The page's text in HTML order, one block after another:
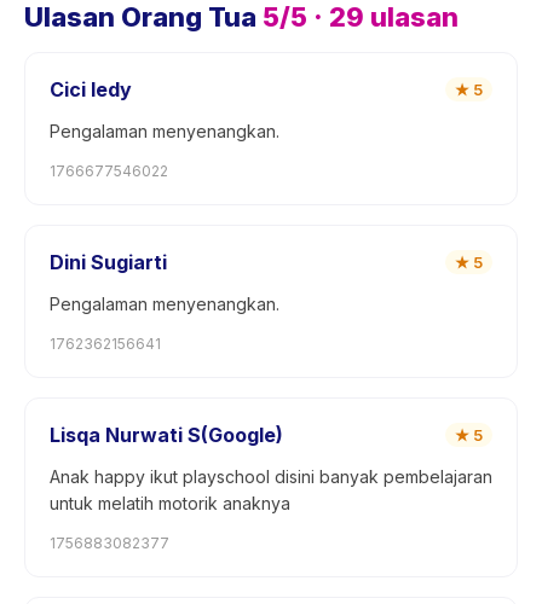
Ulasan Orang Tua 5/5 · 29 ulasan
Cici ledy ★ 5
Pengalaman menyenangkan.
1766677546022
Dini Sugiarti ★ 5
Pengalaman menyenangkan.
1762362156641
Lisqa Nurwati S(Google) ★ 5
Anak happy ikut playschool disini banyak pembelajaran
untuk melatih motorik anaknya
1756883082377